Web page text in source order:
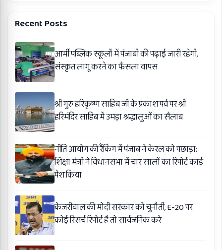
Recent Posts
आर्मी पब्लिक स्कूलों में पंजाबी की पढ़ाई जारी रहेगी,
संस्कृत लागू करने का फैसला वापस
श्री गुरु हरिकृष्ण साहिब जी के प्रकाश पर्व पर श्री
हरिमंदिर साहिब में उमड़ा श्रद्धालुओं का सैलाब
नीति आयोग की रैंकिंग में पंजाब ने केरल को पछाड़ा;
शिक्षा मंत्री ने विधानसभा में चार सालों का रिपोर्ट कार्ड
पेश किया
केजरीवाल की मोदी सरकार को चुनौती, E-20 पर
कोई रिसर्च रिपोर्ट है तो सार्वजनिक करे